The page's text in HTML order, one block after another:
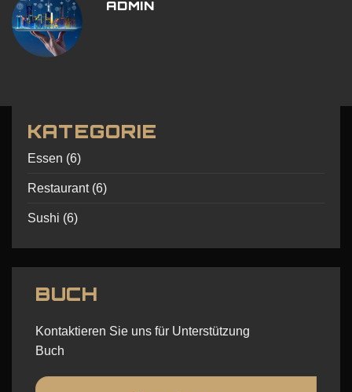
ADMIN
KATEGORIE
Essen (6)
Restaurant(6)
Sushi (6)
BUCH
Kontaktieren Sie uns für Unterstützung
Buch